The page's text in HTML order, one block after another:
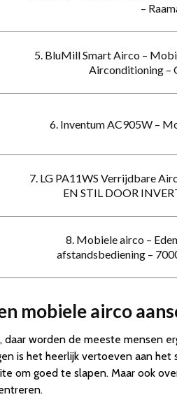
–
5. BluMill Smart Airco –
Airconditioning –
6. Inventum AC905W –
7. LG PA11WS Verrijdbare
EN STIL DOOR
8. Mobiele airco –
afstandsbediening –
mobiele airco
daar worden de meeste mensen
is het heerlijk vertoeven aan
om goed te slapen. Maar ook